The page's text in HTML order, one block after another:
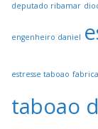
deputado ribamar
engenheiro daniel
estresse taboao
taboao